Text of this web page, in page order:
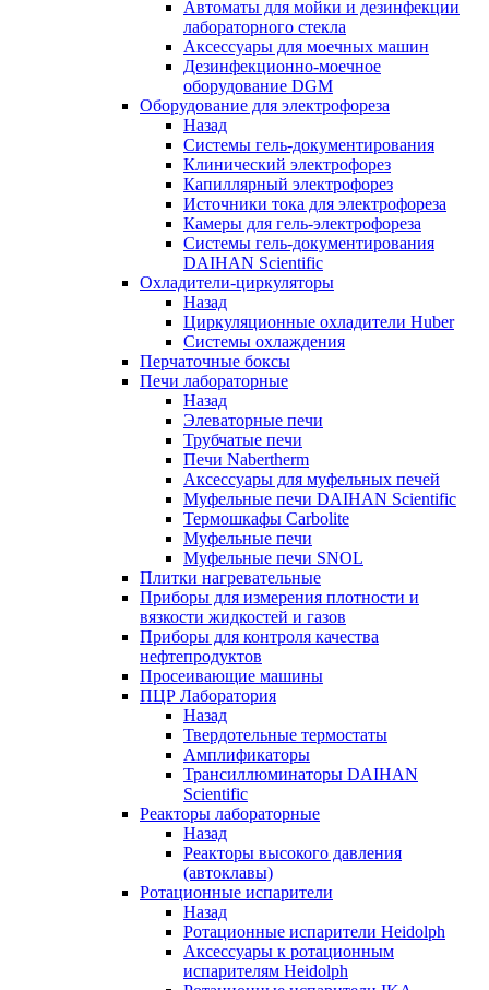
Автоматы для мойки и дезинфекции
лабораторного стекла
Аксессуары для моечных машин
Дезинфекционно-моечное
оборудование DGM
Оборудование для электрофореза
Назад
Системы гель-документирования
Клинический электрофорез
Капиллярный электрофорез
Источники тока для электрофореза
Камеры для гель-электрофореза
Системы гель-документирования
DAIHAN Scientific
Охладители-циркуляторы
Назад
Циркуляционные охладители Huber
Системы охлаждения
Перчаточные боксы
Печи лабораторные
Назад
Элеваторные печи
Трубчатые печи
Печи Nabertherm
Аксессуары для муфельных печей
Муфельные печи DAIHAN Scientific
Термошкафы Carbolite
Муфельные печи
Муфельные печи SNOL
Плитки нагревательные
Приборы для измерения плотности и
вязкости жидкостей и газов
Приборы для контроля качества
нефтепродуктов
Просеивающие машины
ПЦР Лаборатория
Назад
Твердотельные термостаты
Амплификаторы
Трансиллюминаторы DAIHAN
Scientific
Реакторы лабораторные
Назад
Реакторы высокого давления
(автоклавы)
Ротационные испарители
Назад
Ротационные испарители Heidolph
Аксессуары к ротационным
испарителям Heidolph